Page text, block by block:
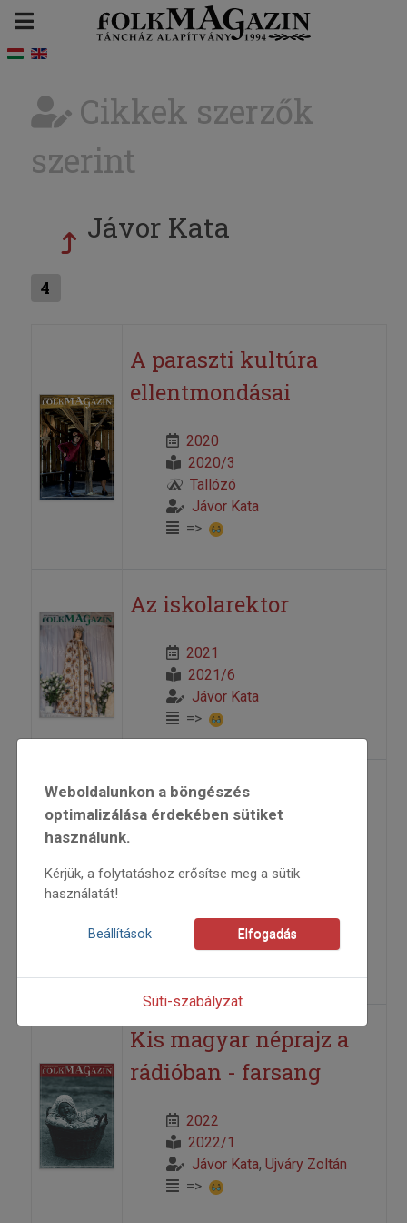
Cikkek szerzők
szerint
Jávor Kata
4
A paraszti kultúra
ellentmondásai
2020
2020/3
Tallózó
Jávor Kata
=>
Az iskolarektor
2021
2021/6
Jávor Kata
=>
Kis magyar néprajz a
rádióban (A kántor...)
2021
Erdélyi Zsuzsanna,Jávor
Kis magyar néprajz a
rádióban - farsang
2022
2022/1
Jávor Kata, Ujváry Zoltán
=>
Weboldalunkon a böngészés
optimalizálása érdekében sütiket
használunk.
Kérjük, a folytatáshoz erősítse meg a sütik
használatát!
Beállítások Elfogadás
Süti-szabályzat